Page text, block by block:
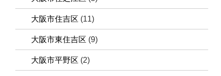
大阪市住吉区 (11)
大阪市東住吉区 (9)
大阪市平野区 (2)